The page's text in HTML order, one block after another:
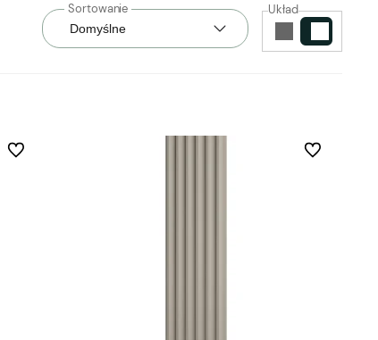
Układ
Do ulubionych Do ulubionych